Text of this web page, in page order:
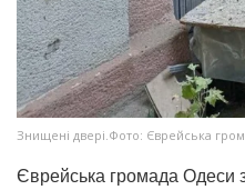
Знищені двері.Фото: Єврейська
Єврейська громада Одеси